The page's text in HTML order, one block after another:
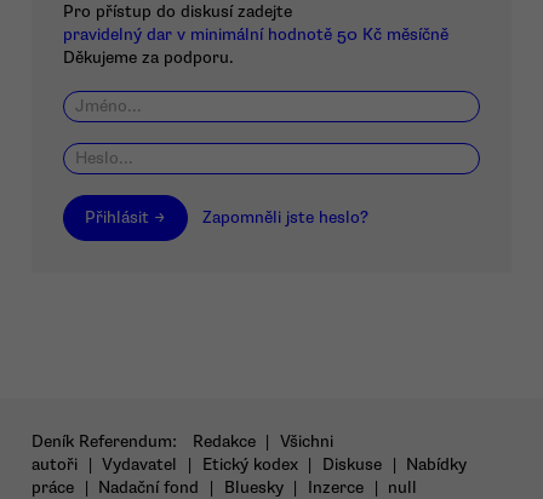
Pro přístup do diskusí zadejte
pravidelný dar v minimální hodnotě 50 Kč měsíčně
Děkujeme za podporu.
Přihlásit → Zapomněli jste heslo?
Deník Referendum: Redakce | Všichni
autoři | Vydavatel | Etický kodex | Diskuse | Nabídky
práce | Nadační fond | Bluesky | Inzerce | null